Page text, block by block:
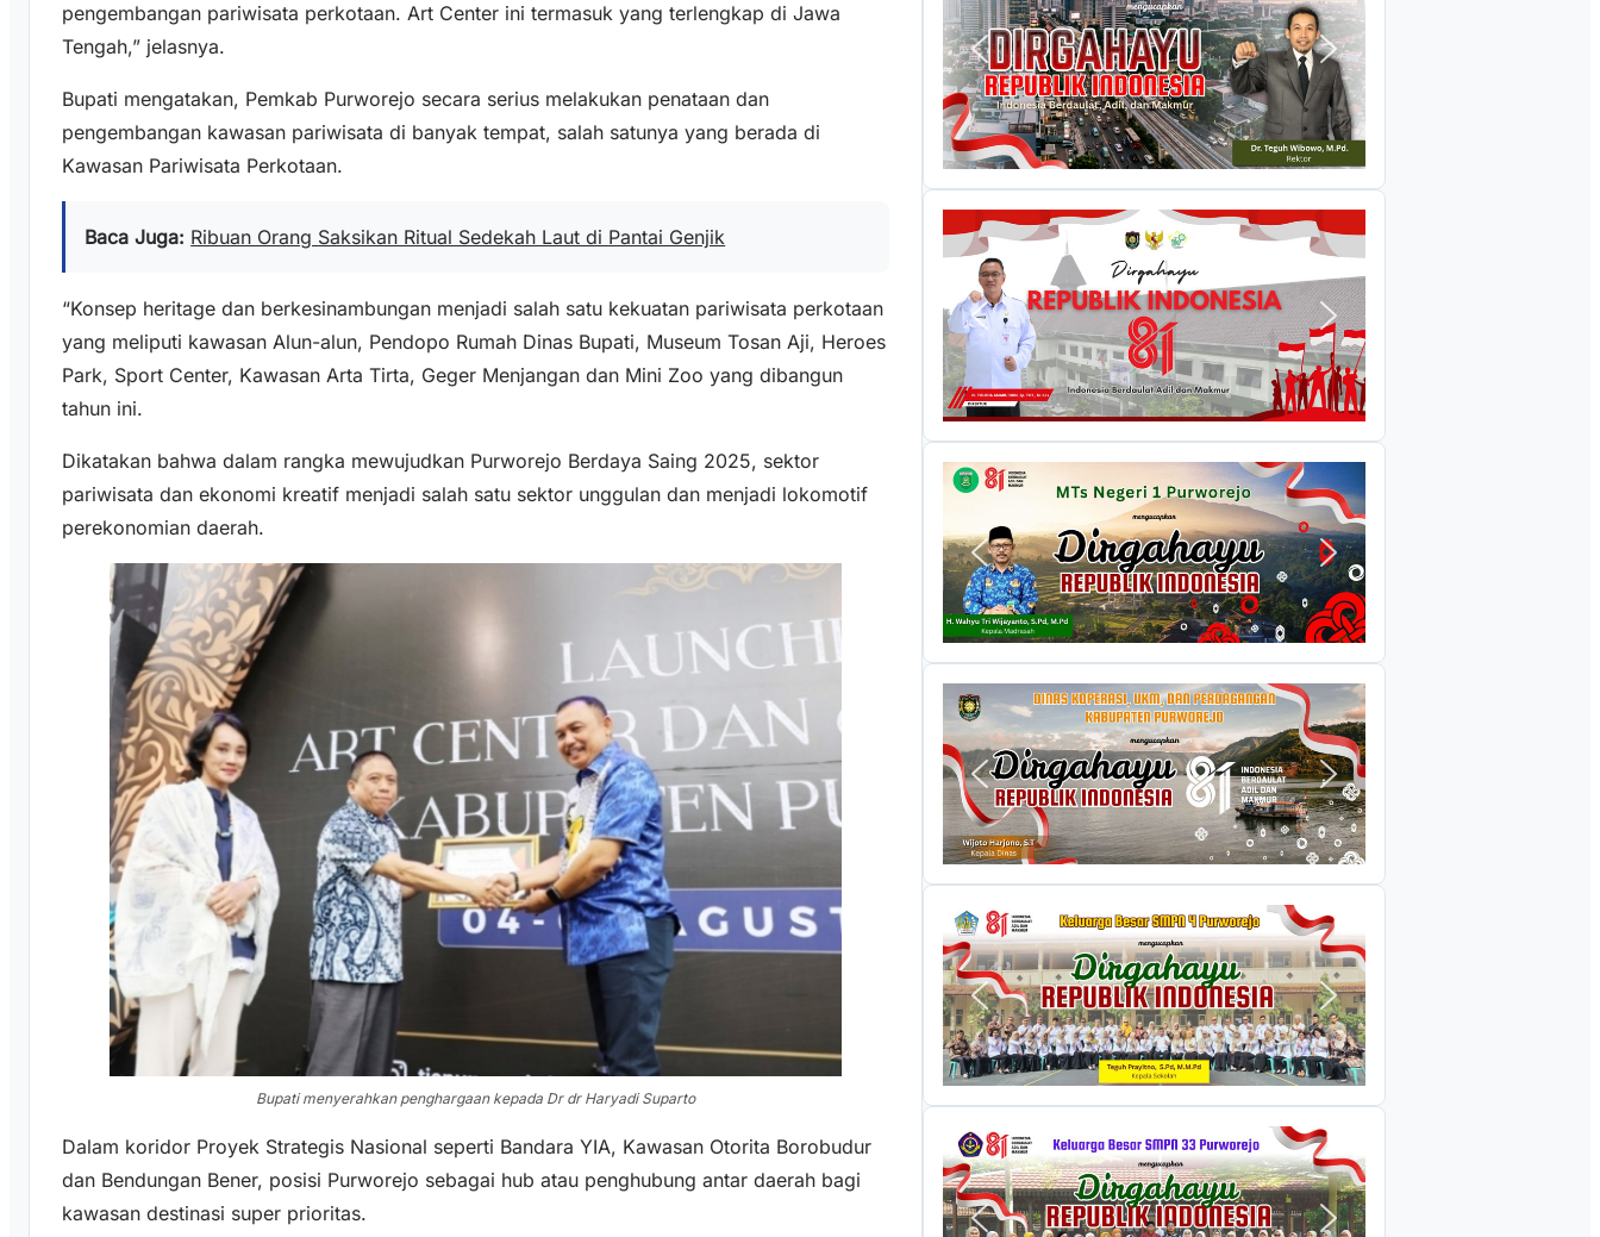
pengembangan pariwisata perkotaan. Art Center ini termasuk yang terlengkap di Jawa
Tengah,” jelasnya.
Bupati mengatakan, Pemkab Purworejo secara serius melakukan penataan dan
pengembangan kawasan pariwisata di banyak tempat, salah satunya yang berada di
Kawasan Pariwisata Perkotaan.
Baca Juga: Ribuan Orang Saksikan Ritual Sedekah Laut di Pantai Genjik
“Konsep heritage dan berkesinambungan menjadi salah satu kekuatan pariwisata perkotaan
yang meliputi kawasan Alun-alun, Pendopo Rumah Dinas Bupati, Museum Tosan Aji, Heroes
Park, Sport Center, Kawasan Arta Tirta, Geger Menjangan dan Mini Zoo yang dibangun
tahun ini.
Dikatakan bahwa dalam rangka mewujudkan Purworejo Berdaya Saing 2025, sektor
pariwisata dan ekonomi kreatif menjadi salah satu sektor unggulan dan menjadi lokomotif
perekonomian daerah.
Bupati menyerahkan penghargaan kepada Dr dr Haryadi Suparto
Dalam koridor Proyek Strategis Nasional seperti Bandara YIA, Kawasan Otorita Borobudur
dan Bendungan Bener, posisi Purworejo sebagai hub atau penghubung antar daerah bagi
kawasan destinasi super prioritas.